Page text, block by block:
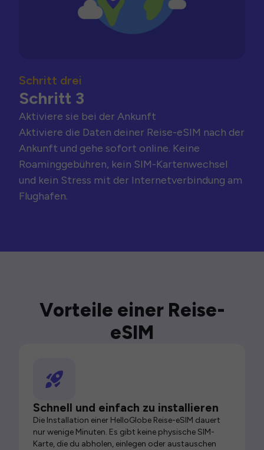
Schritt drei
Schritt 3
Aktiviere sie bei der Ankunft
Aktiviere die Daten deiner Reise-eSIM nach der
Ankunft und gehe sofort online. Keine
Roaminggebühren, kein SIM-Kartenwechsel
und kein Stress mit der Internetverbindung am
Flughafen.
Vorteile einer Reise-
eSIM
Schnell und einfach zu installieren
Die Installation einer HelloGlobe Reise-eSIM dauert
nur wenige Minuten. Es gibt keine physische SIM-
Karte, die du abholen, einlegen oder austauschen